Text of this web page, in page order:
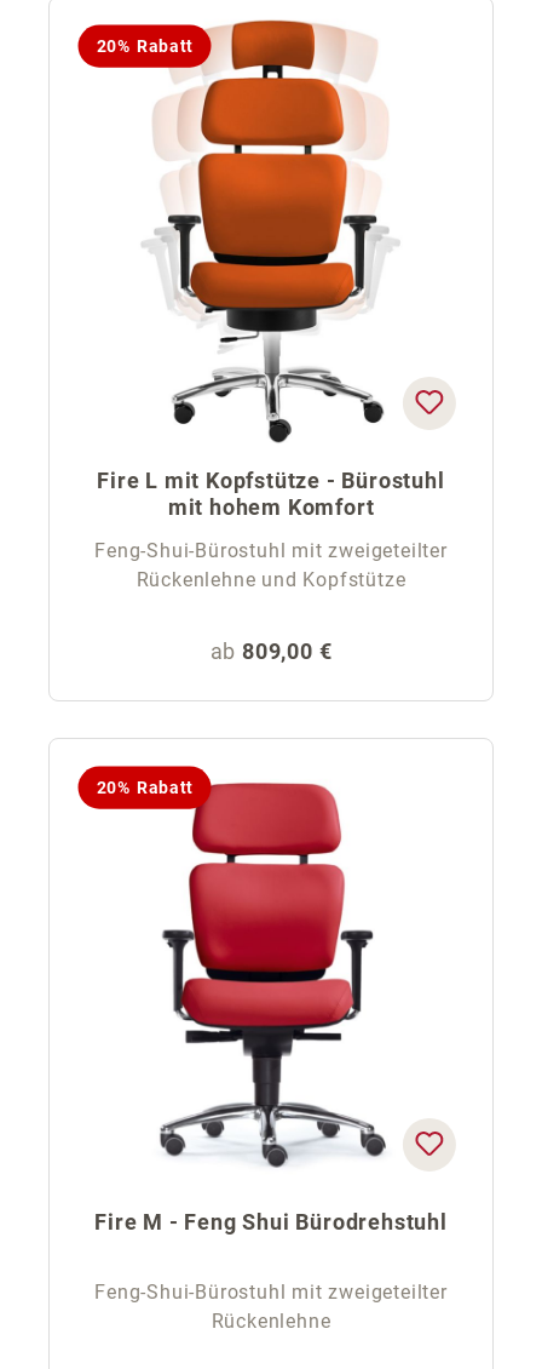
20% Rabatt
Fire L mit Kopfstütze - Bürostuhl
mit hohem Komfort
Feng-Shui-Bürostuhl mit zweigeteilter
Rückenlehne und Kopfstütze
Regulärer Preis:
ab 809,00 €
20% Rabatt
Fire M - Feng Shui Bürodrehstuhl
Feng-Shui-Bürostuhl mit zweigeteilter
Rückenlehne